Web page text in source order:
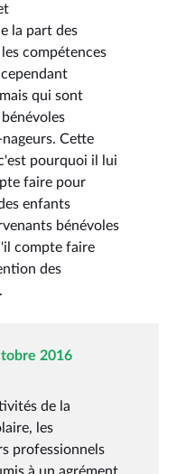
la part des
compétences
qui sont
Cette
pourquoi il lui
faire pour
enfants
bénévoles
compte faire
des
2016
de la
les
professionnels
à un agrément